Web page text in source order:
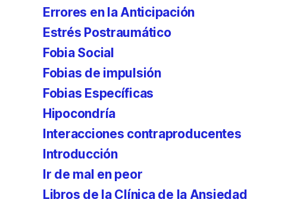
Errores en la Anticipación
Estrés Postraumático
Fobia Social
Fobias de impulsión
Fobias Específicas
Hipocondría
Interacciones contraproducentes
Introducción
Ir de mal en peor
Libros de la Clínica de la Ansiedad